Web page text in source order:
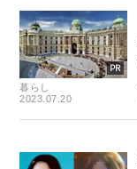
暮らし
2023.07.20